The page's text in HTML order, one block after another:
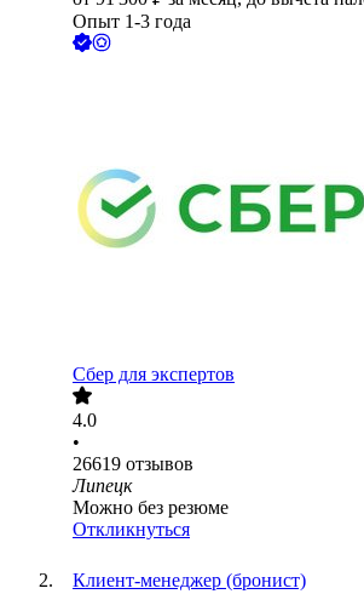
Опыт 1-3 года
Сбер для экспертов
4.0
•
26619 отзывов
Липецк
Можно без резюме
Откликнуться
Клиент-менеджер (бронист)